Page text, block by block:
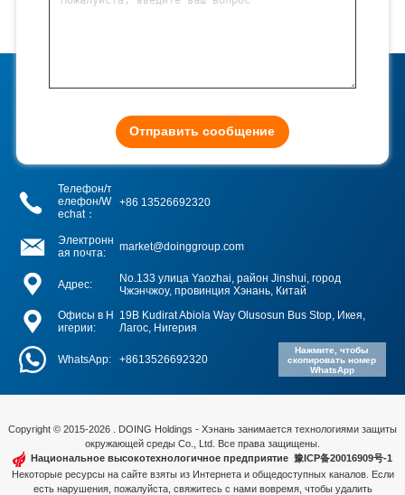
Отправить сообщение
Телефон/т
елефон/W
echat：
+86 13526692320
Электронн
ая почта:
market@doinggroup.com
Адрес:
No.133 улица Yaozhai, район Jinshui, город
Чжэнчжоу, провинция Хэнань, Китай
Офисы в Н
игерии:
19B Kudirat Abiola Way Olusosun Bus Stop, Икея,
Лагос, Нигерия
WhatsApp: +8613526692320
Нажмите, чтобы
скопировать номер
WhatsApp
Copyright © 2015-2026 . DOING Holdings - Хэнань занимается технологиями защиты
окружающей среды Co., Ltd. Все права защищены.
Национальное высокотехнологичное предприятие 豫ICP备20016909号-1
Некоторые ресурсы на сайте взяты из Интернета и общедоступных каналов. Если
есть нарушения, пожалуйста, свяжитесь с нами вовремя, чтобы удалить